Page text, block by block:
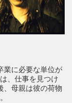
業に必要な単位が
、仕事を見つけ
、母親は彼の荷物